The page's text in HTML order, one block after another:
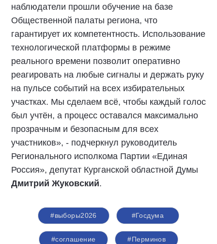
наблюдатели прошли обучение на базе
Общественной палаты региона, что
гарантирует их компетентность. Использование
технологической платформы в режиме
реального времени позволит оперативно
реагировать на любые сигналы и держать руку
на пульсе событий на всех избирательных
участках. Мы сделаем всё, чтобы каждый голос
был учтён, а процесс оставался максимально
прозрачным и безопасным для всех
участников», - подчеркнул руководитель
Регионального исполкома Партии «Единая
Россия», депутат Курганской областной Думы
Дмитрий Жуковский.
#выборы2026 #Госдума
#соглашение #Перминов